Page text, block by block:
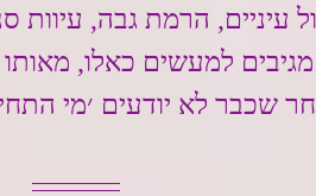
עיניים, הרמת גבה, עיוות
למעשים כאלו, מאותו
שכבר לא יודעים ׳מי